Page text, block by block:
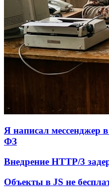
Я написал мессенджер
ФЗ
Внедрение HTTP/3
Объекты в JS не